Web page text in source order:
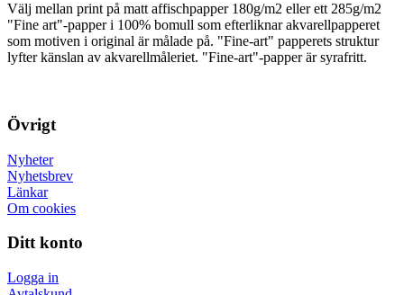
Välj mellan print på matt affischpapper 180g/m2 eller ett 285g/m2
"Fine art"-papper i 100% bomull som efterliknar akvarellpapperet
som motiven i original är målade på. "Fine-art" papperets struktur
lyfter känslan av akvarellmåleriet. "Fine-art"-papper är syrafritt.
Övrigt
Nyheter
Nyhetsbrev
Länkar
Om cookies
Ditt konto
Logga in